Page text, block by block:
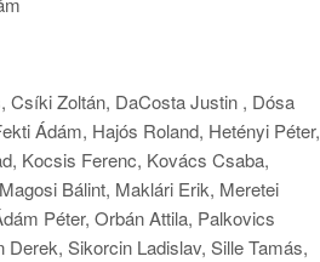
Csíki Zoltán, DaCosta Justin , Dósa
Ádám, Hajós Roland, Hetényi Péter,
Kocsis Ferenc, Kovács Csaba,
Bálint, Maklári Erik, Meretei
Péter, Orbán Attila, Palkovics
Sikorcin Ladislav, Sille Tamás,